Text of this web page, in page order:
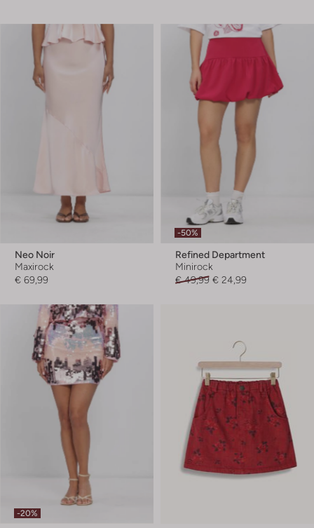
Neo Noir
Maxirock
€ 69,99
-50%
Refined Department
Minirock
€ 49,99 € 24,99
-20%